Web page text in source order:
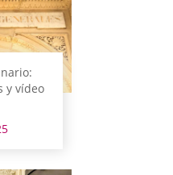
y vídeo